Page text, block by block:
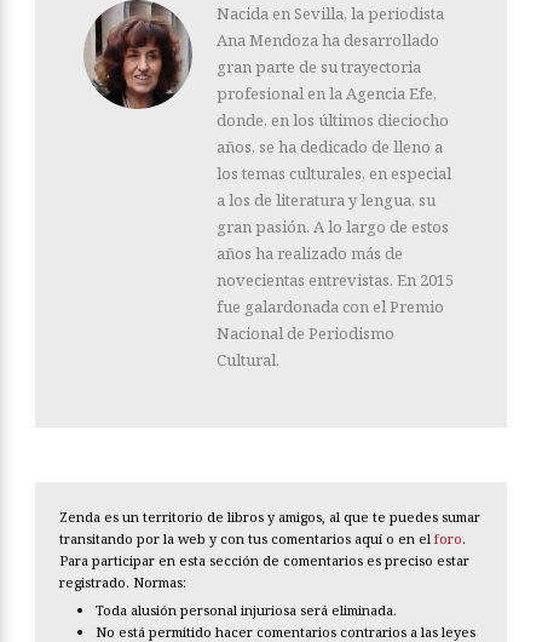
Nacida en Sevilla, la periodista
Ana Mendoza ha desarrollado
gran parte de su trayectoria
profesional en la Agencia Efe,
donde, en los últimos dieciocho
años, se ha dedicado de lleno a
los temas culturales, en especial
a los de literatura y lengua, su
gran pasión. A lo largo de estos
años ha realizado más de
novecientas entrevistas. En 2015
fue galardonada con el Premio
Nacional de Periodismo
Cultural.
Zenda es un territorio de libros y amigos, al que te puedes sumar
transitando por la web y con tus comentarios aquí o en el foro.
Para participar en esta sección de comentarios es preciso estar
registrado. Normas:
Toda alusión personal injuriosa será eliminada.
No está permitido hacer comentarios contrarios a las leyes